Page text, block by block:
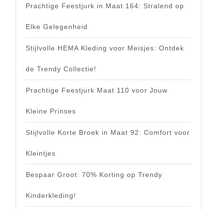
Prachtige Feestjurk in Maat 164: Stralend op
Elke Gelegenheid
Stijlvolle HEMA Kleding voor Meisjes: Ontdek
de Trendy Collectie!
Prachtige Feestjurk Maat 110 voor Jouw
Kleine Prinses
Stijlvolle Korte Broek in Maat 92: Comfort voor
Kleintjes
Bespaar Groot: 70% Korting op Trendy
Kinderkleding!